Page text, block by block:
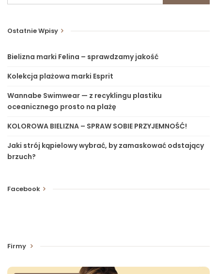
Ostatnie Wpisy
Bielizna marki Felina – sprawdzamy jakość
Kolekcja plażowa marki Esprit
Wannabe Swimwear — z recyklingu plastiku
oceanicznego prosto na plażę
KOLOROWA BIELIZNA – SPRAW SOBIE PRZYJEMNOŚĆ!
Jaki strój kąpielowy wybrać, by zamaskować odstający
brzuch?
Facebook
Firmy